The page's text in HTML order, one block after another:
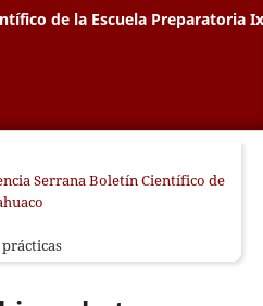
de la Escuela Preparatoria
Serrana Boletín Científico de